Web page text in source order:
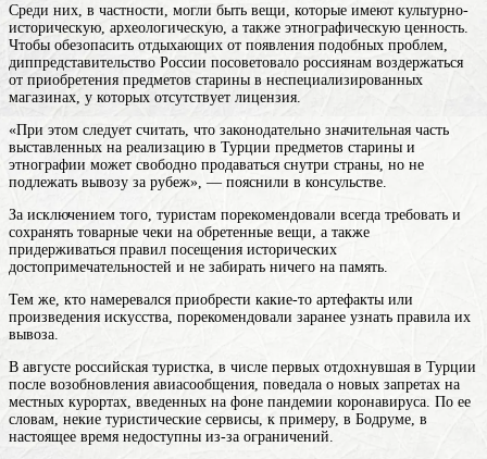
Среди них, в частности, могли быть вещи, которые имеют культурно-
историческую, археологическую, а также этнографическую ценность.
Чтобы обезопасить отдыхающих от появления подобных проблем,
диппредставительство России посоветовало россиянам воздержаться
от приобретения предметов старины в неспециализированных
магазинах, у которых отсутствует лицензия.
«При этом следует считать, что законодательно значительная часть
выставленных на реализацию в Турции предметов старины и
этнографии может свободно продаваться снутри страны, но не
подлежать вывозу за рубеж», — пояснили в консульстве.
За исключением того, туристам порекомендовали всегда требовать и
сохранять товарные чеки на обретенные вещи, а также
придерживаться правил посещения исторических
достопримечательностей и не забирать ничего на память.
Тем же, кто намеревался приобрести какие-то артефакты или
произведения искусства, порекомендовали заранее узнать правила их
вывоза.
В августе российская туристка, в числе первых отдохнувшая в Турции
после возобновления авиасообщения, поведала о новых запретах на
местных курортах, введенных на фоне пандемии коронавируса. По ее
словам, некие туристические сервисы, к примеру, в Бодруме, в
настоящее время недоступны из-за ограничений.